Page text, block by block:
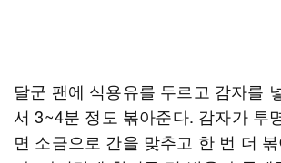
달군 팬에 식용유를 두르고 감자를
서 3~4분 정도 볶아준다. 감자가 투
면 소금으로 간을 맞추고 한 번 더